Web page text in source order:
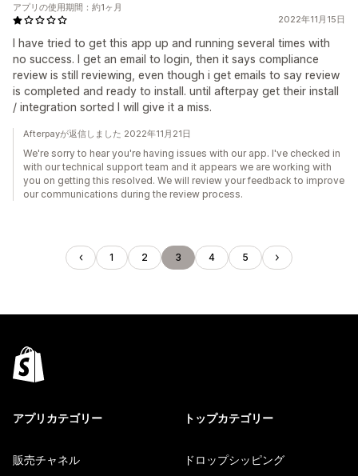
2022年11月15日
I have tried to get this app up and running several times with
no success. I get an email to login, then it says compliance
review is still reviewing, even though i get emails to say review
is completed and ready to install. until afterpay get their install
/ integration sorted I will give it a miss.
アプリの使用期間：約1ヶ月
Afterpayが返信しました 2022年11月21日
We're sorry to hear you're having issues with our app. I've checked in
with our technical support team and it appears we are working with
you on getting this resolved. We will review your feedback to improve
our communications during the review process.
1 2 3 4 5
アプリカテゴリー
販売チャネル
トップカテゴリー
ドロップシッピング